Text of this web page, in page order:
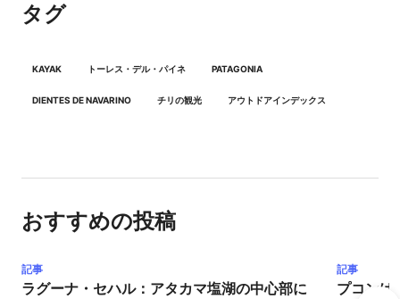
タグ
KAYAK トーレス・デル・パイネ PATAGONIA
DIENTES DE NAVARINO チリの観光 アウトドアインデックス
おすすめの投稿
記事
ラグーナ・セハル：アタカマ塩湖の中心部に
記事
プコンは